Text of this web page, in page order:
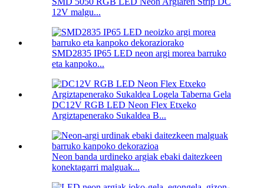
12V malgu...
SMD2835 IP65 LED neon argi morea barruko
eta kanpoko...
DC12V RGB LED Neon Flex Etxeko
Argiztapenerako Sukaldea B...
Neon banda urdineko argiak ebaki daitezkeen
konektagarri malguak...